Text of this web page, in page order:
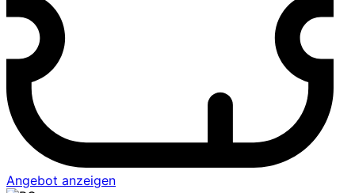
Angebot anzeigen